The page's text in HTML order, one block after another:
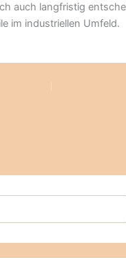
auch langfristig
im industriellen Umfeld.